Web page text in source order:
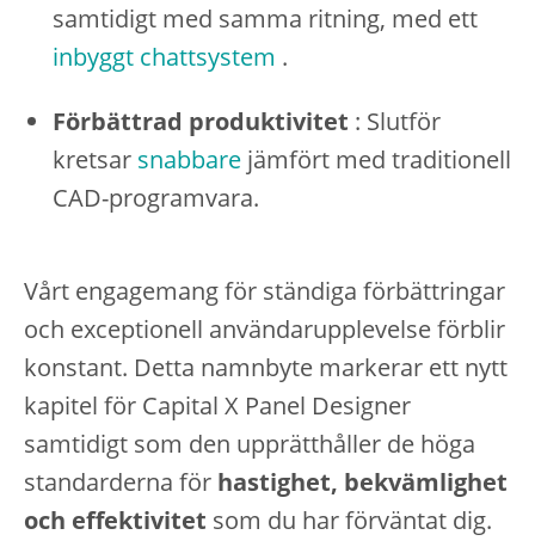
samtidigt med samma ritning, med ett
inbyggt chattsystem .
Förbättrad produktivitet : Slutför
kretsar snabbare jämfört med traditionell
CAD-programvara.
Vårt engagemang för ständiga förbättringar
och exceptionell användarupplevelse förblir
konstant. Detta namnbyte markerar ett nytt
kapitel för Capital X Panel Designer
samtidigt som den upprätthåller de höga
standarderna för hastighet, bekvämlighet
och effektivitet som du har förväntat dig.